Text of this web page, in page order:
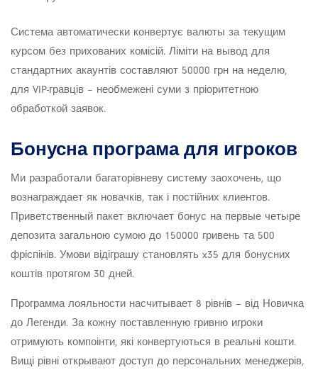
Система автоматически конвертує валюты за текущим
курсом без прихованих комісій. Ліміти на вывод для
стандартних акаунтів составляют 50000 грн на неделю,
для VIP-гравців – необмежені суми з пріоритетною
обработкой заявок.
Бонусна програма для игроков
Ми разработали багаторівневу систему заохочень, що
вознаграждает як новачків, так і постійних клиентов.
Приветственный пакет включает бонус на первые четыре
депозита загальною сумою до 150000 гривень та 500
фріспінів. Умови відіграшу становлять x35 для бонусних
коштів протягом 30 дней.
Программа лояльности насчитывает 8 рівнів – від Новичка
до Легенди. За кожну поставленную гривню игроки
отримують компоінти, які конвертуються в реальні кошти.
Вищі рівні открывают доступ до персональних менеджерів,